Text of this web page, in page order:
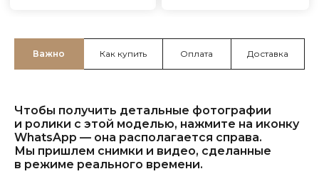
Важно Как купить Оплата Доставка
Чтобы получить детальные фотографии
и ролики с этой моделью, нажмите на иконку
WhatsApp — она располагается справа.
Мы пришлем снимки и видео, сделанные
в режиме реального времени.